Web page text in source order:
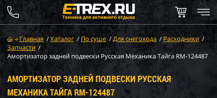
Главная / Каталог / По суше /Для снегохода /Расходники /
Запчасти /
Амортизатор задней подвески Русская Механика Тайга RM-124487
АМОРТИЗАТОР ЗАДНЕЙ ПОДВЕСКИ РУССКАЯ
МЕХАНИКА ТАЙГА RM-124487